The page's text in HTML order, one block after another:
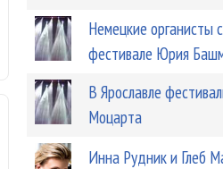
о Китайские профессоры сыграли
Башмета
Немецкие органисты
фестивале Юрия
В Ярославле
Моцарта
Инна Рудник и Глеб